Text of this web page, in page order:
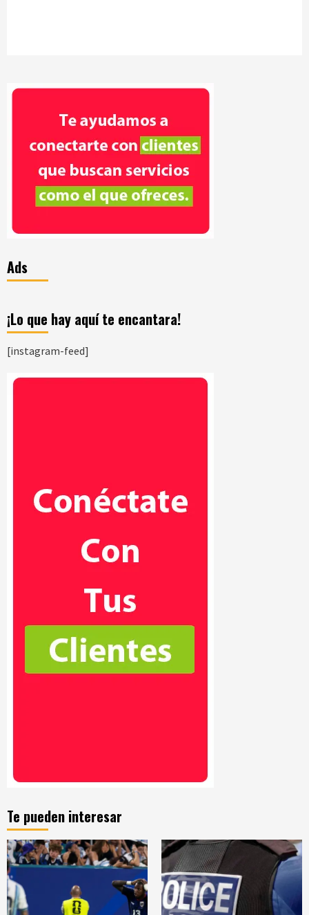
Ads
¡Lo que hay aquí te encantara!
[instagram-feed]
Te pueden interesar